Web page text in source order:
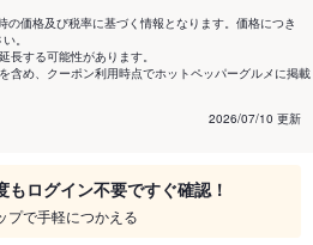
価格及び税率に基づく情報となります。価格につき
。
する可能性があります。
含め、クーポン利用時点でホットペッパーグルメに掲載
2026/07/10 更新
もログイン不要ですぐ確認！
プで手軽につかえる